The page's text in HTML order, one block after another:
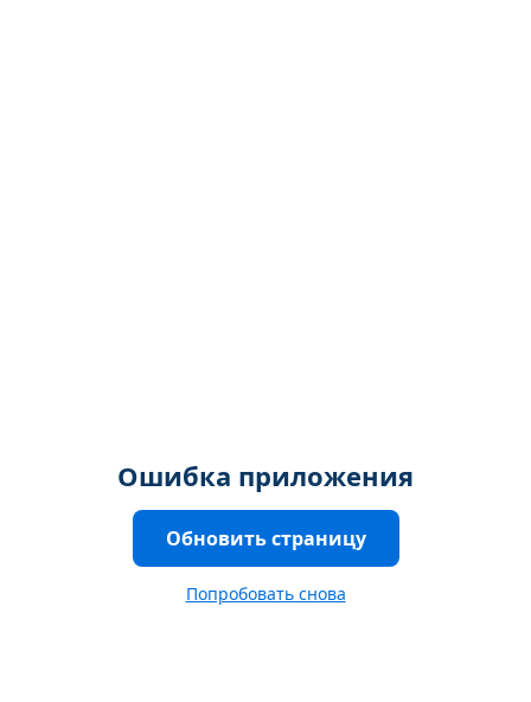
Ошибка приложения
Обновить страницу
Попробовать снова